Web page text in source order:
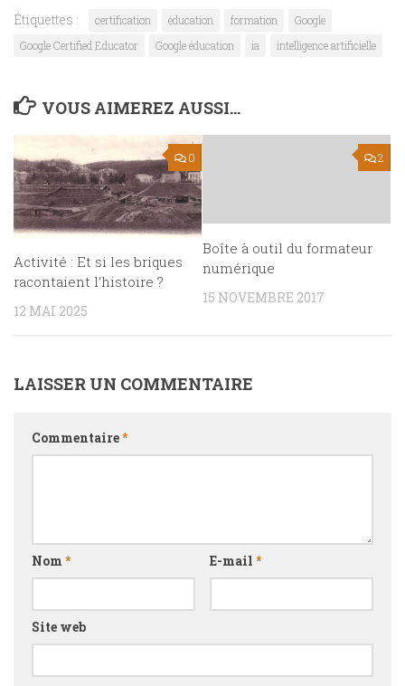
Étiquettes : certification éducation formation
Google
Google Certified Educator
Google éducation ia intelligence artificielle
VOUS AIMEREZ AUSSI...
0
Activité : Et si les briques
racontaient l’histoire ?
12 MAI 2025
2
Boîte à outil du formateur
numérique
15 NOVEMBRE 2017
LAISSER UN COMMENTAIRE
Commentaire*
Nom * E-mail *
Site web